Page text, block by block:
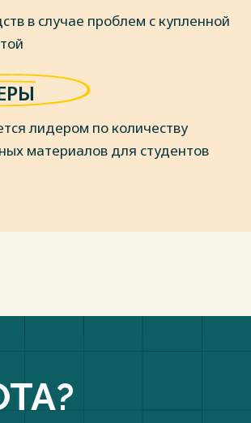
в случае проблем с купленной
лидером по количеству
материалов для студентов